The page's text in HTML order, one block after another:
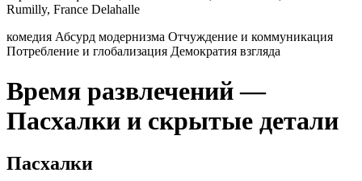
Rumilly, France Delahalle
комедия Абсурд модернизма Отчуждение и коммуникация
Потребление и глобализация Демократия взгляда
Время развлечений —
Пасхалки и скрытые детали
Пасхалки